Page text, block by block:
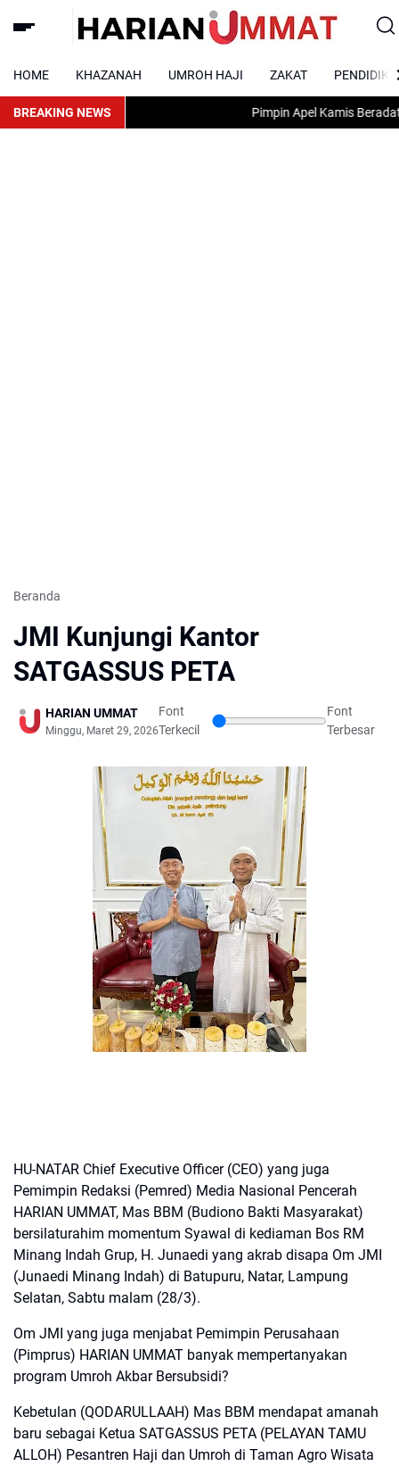
HOME KHAZANAH UMROH HAJI ZAKAT
BREAKING NEWS Pimpin Apel Kamis Beradat,
Beranda
JMI Kunjungi Kantor
SATGASSUS PETA
HARIAN UMMAT
Minggu, Maret 29, 2026
Font
Terkecil
Font
Terbesar
HU-NATAR Chief Executive Officer (CEO) yang juga
Pemimpin Redaksi (Pemred) Media Nasional Pencerah
HARIAN UMMAT, Mas BBM (Budiono Bakti Masyarakat)
bersilaturahim momentum Syawal di kediaman Bos RM
Minang Indah Grup, H. Junaedi yang akrab disapa Om JMI
(Junaedi Minang Indah) di Batupuru, Natar, Lampung
Selatan, Sabtu malam (28/3).
Om JMI yang juga menjabat Pemimpin Perusahaan
(Pimprus) HARIAN UMMAT banyak mempertanyakan
program Umroh Akbar Bersubsidi?
Kebetulan (QODARULLAAH) Mas BBM mendapat amanah
baru sebagai Ketua SATGASSUS PETA (PELAYAN TAMU
ALLOH) Pesantren Haji dan Umroh di Taman Agro Wisata